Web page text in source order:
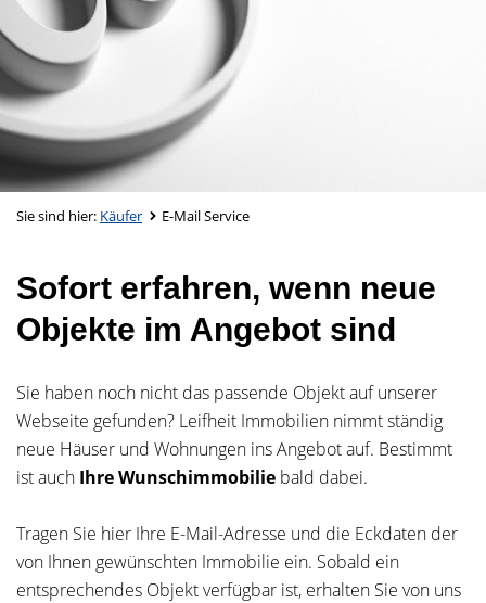
Sie sind hier: Käufer E-Mail Service
Sofort erfahren, wenn neue
Objekte im Angebot sind
Sie haben noch nicht das passende Objekt auf unserer
Webseite gefunden? Leifheit Immobilien nimmt ständig
neue Häuser und Wohnungen ins Angebot auf. Bestimmt
ist auch Ihre Wunschimmobilie bald dabei.
Tragen Sie hier Ihre E-Mail-Adresse und die Eckdaten der
von Ihnen gewünschten Immobilie ein. Sobald ein
entsprechendes Objekt verfügbar ist, erhalten Sie von uns